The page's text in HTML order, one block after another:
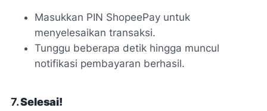
Masukkan PIN ShopeePay untuk
menyelesaikan transaksi.
Tunggu beberapa detik hingga muncul
notifikasi pembayaran berhasil.
7.Selesai!